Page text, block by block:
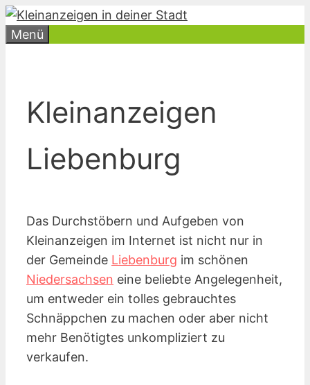
Zum
Inhalt
Menü
Kleinanzeigen
Liebenburg
Das Durchstöbern und Aufgeben von
Kleinanzeigen im Internet ist nicht nur in
der Gemeinde Liebenburg im schönen
Niedersachsen eine beliebte Angelegenheit,
um entweder ein tolles gebrauchtes
Schnäppchen zu machen oder aber nicht
mehr Benötigtes unkompliziert zu
verkaufen.